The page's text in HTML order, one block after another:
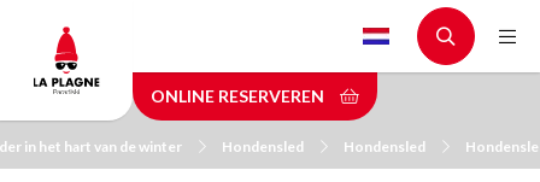
main
content
ONLINE RESERVEREN
in het hart van de winter Hondensled Hondensled